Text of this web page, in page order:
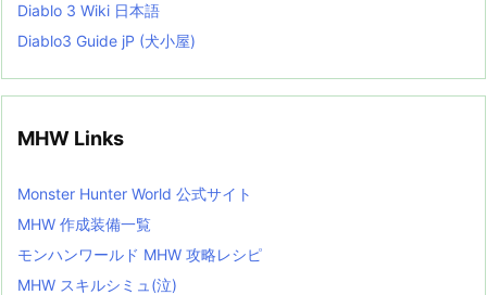
Diablo 3 Wiki 日本語
Diablo3 Guide jP (犬小屋)
MHW Links
Monster Hunter World 公式サイト
MHW 作成装備一覧
モンハンワールド MHW 攻略レシピ
MHW スキルシミュ(泣)